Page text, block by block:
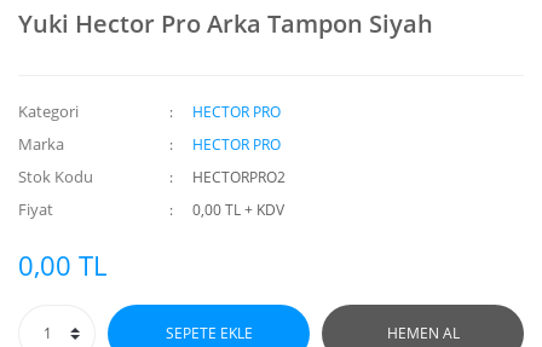
Yuki Hector Pro Arka Tampon Siyah
Kategori HECTOR PRO
Marka HECTOR PRO
Stok Kodu HECTORPRO2
Fiyat 0,00 TL + KDV
0,00 TL
SEPETE EKLE HEMEN AL